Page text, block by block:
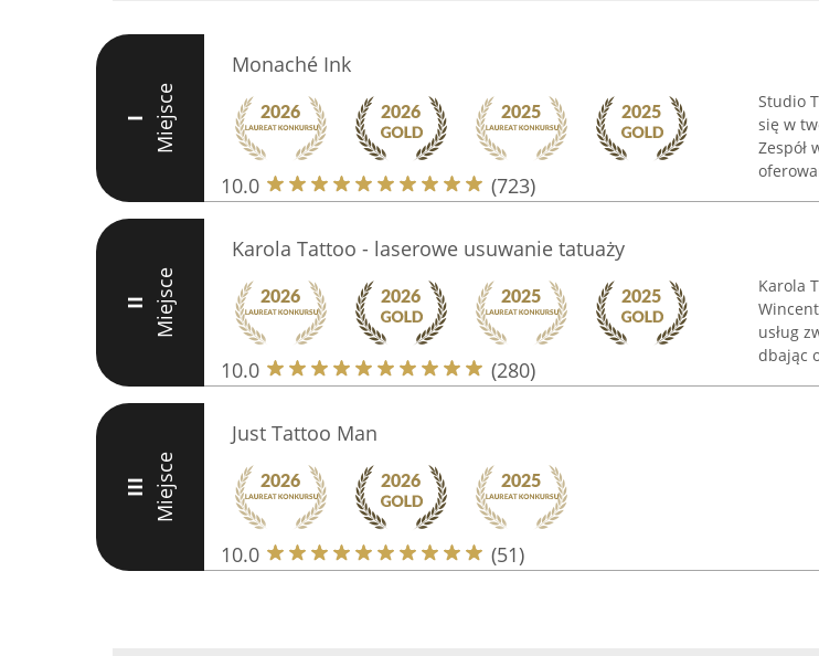
I Miejsce
Monaché Ink
10.0 (723)
Studio
się w
Zespół
II Miejsce
Karola Tattoo - laserowe usuwanie tatuaży
10.0 (280)
Karola
usług
dbając
III Miejsce
Just Tattoo Man
10.0 (51)